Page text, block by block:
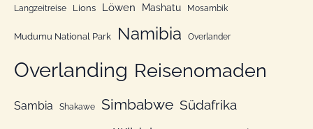
Langzeitreise Lions Löwen Mashatu Mosambik
Mudumu National Park Namibia Overlander
Overlanding Reisenomaden
Sambia Shakawe Simbabwe Südafrika